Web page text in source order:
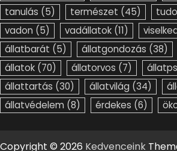
tanulás (5) természet (45)
vadon (5) vadállatok (11)
állatbarát (5) állatgondozás (38)
állatok (70) állatorvos (7)
állattartás (30) állatvilág (34)
állatvédelem (8) érdekes (6)
Copyright © 2026 Kedvenceink